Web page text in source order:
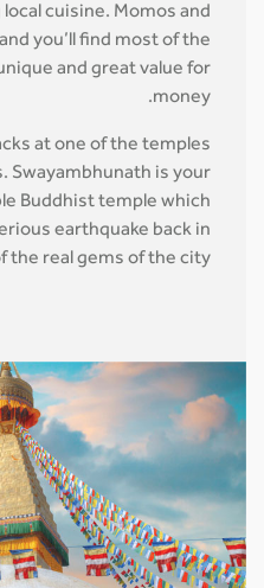
local cuisine. Momos and
and you’ll find most of the
unique and great value for
money.
at one of the temples
Swayambhunath is your
Buddhist temple which
earthquake back in
the real gems of the city.